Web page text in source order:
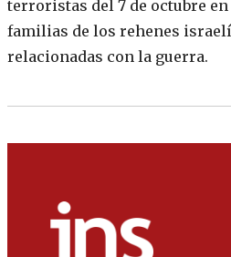
terroristas del 7 de octubre
familias de los rehenes
relacionadas con la guerra.